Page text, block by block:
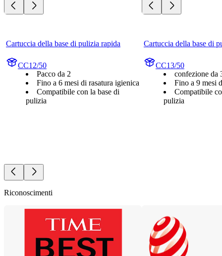
Cartuccia della base di pulizia rapida
CC12/50
Pacco da 2
Fino a 6 mesi di rasatura igienica
Compatibile con la base di
pulizia
Cartuccia della base di
CC13/50
confezione da
Fino a 9 mesi
Compatibile
pulizia
Riconoscimenti